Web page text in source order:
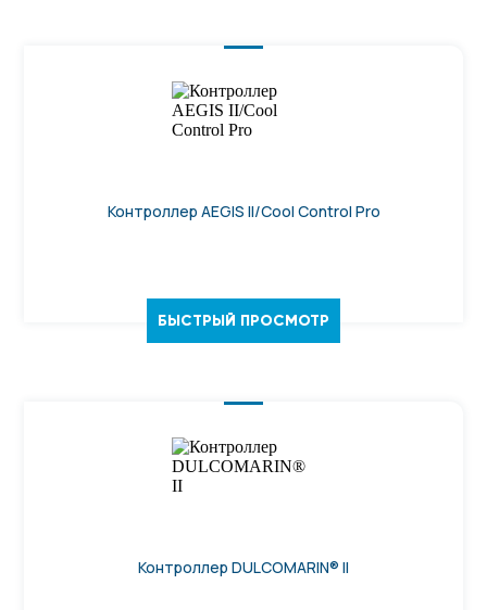
Контроллер AEGIS II/Cool Control Pro
БЫСТРЫЙ ПРОСМОТР
Контроллер DULCOMARIN® II